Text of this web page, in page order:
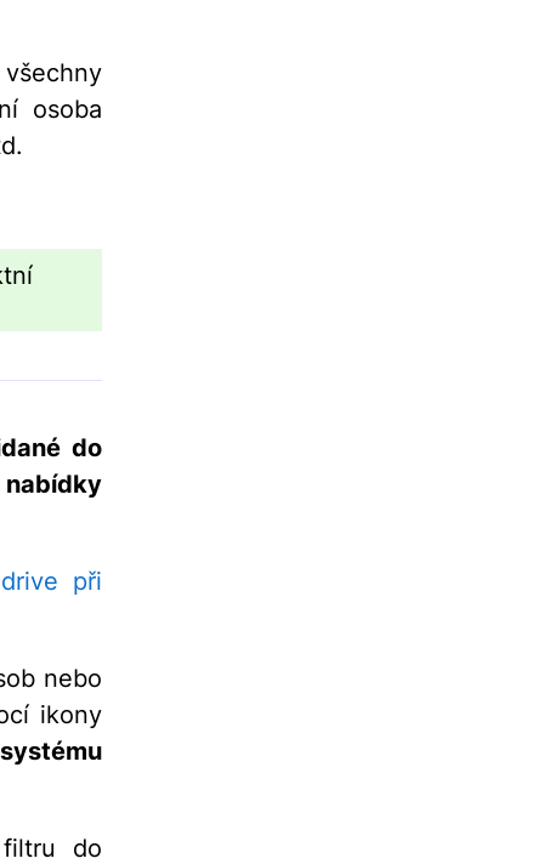
osoba
do
při
nebo
ikony
do